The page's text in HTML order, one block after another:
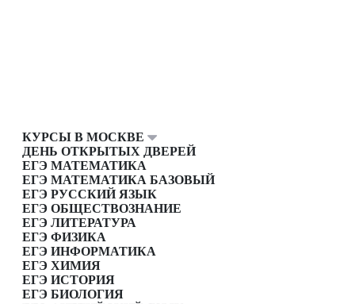
КУРСЫ В МОСКВЕ
ДЕНЬ ОТКРЫТЫХ ДВЕРЕЙ
ЕГЭ МАТЕМАТИКА
ЕГЭ МАТЕМАТИКА БАЗОВЫЙ
ЕГЭ РУССКИЙ ЯЗЫК
ЕГЭ ОБЩЕСТВОЗНАНИЕ
ЕГЭ ЛИТЕРАТУРА
ЕГЭ ФИЗИКА
ЕГЭ ИНФОРМАТИКА
ЕГЭ ХИМИЯ
ЕГЭ ИСТОРИЯ
ЕГЭ БИОЛОГИЯ